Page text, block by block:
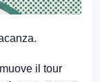
il tour